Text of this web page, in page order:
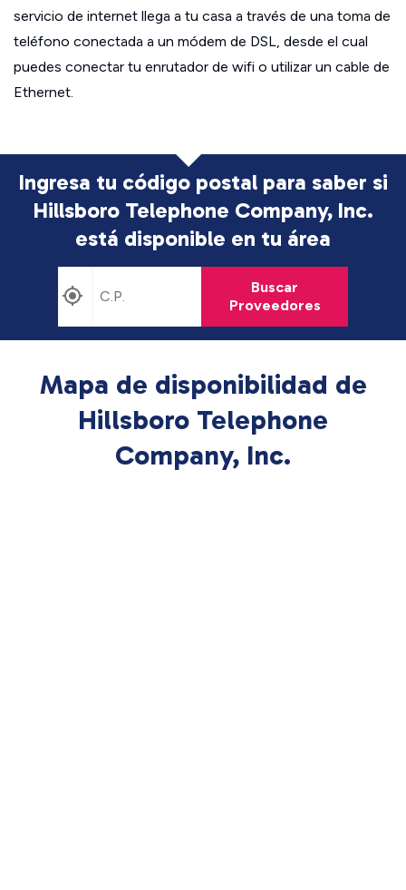
servicio de internet llega a tu casa a través de una toma de
teléfono conectada a un módem de DSL, desde el cual
puedes conectar tu enrutador de wifi o utilizar un cable de
Ethernet.
Ingresa tu código postal para saber si
Hillsboro Telephone Company, Inc.
está disponible en tu área
Buscar
Proveedores
Mapa de disponibilidad de
Hillsboro Telephone
Company, Inc.